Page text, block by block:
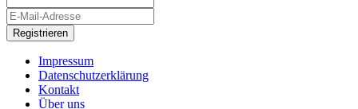
Registrieren
Impressum
Datenschutzerklärung
Kontakt
Über uns